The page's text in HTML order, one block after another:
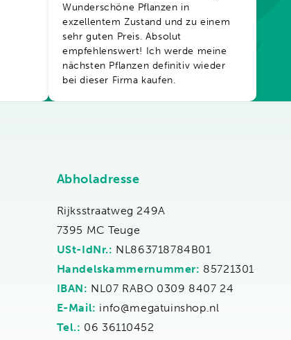
Wunderschöne Pflanzen in
exzellentem Zustand und zu einem
sehr guten Preis. Absolut
empfehlenswert! Ich werde meine
nächsten Pflanzen definitiv wieder
bei dieser Firma kaufen.
Abholadresse
Rijksstraatweg 249A
7395 MC Teuge
USt-IdNr.: NL863718784B01
Handelskammernummer: 85721301
IBAN: NL07 RABO 0309 8407 24
E-Mail: info@megatuinshop.nl
Tel.: 06 36110452